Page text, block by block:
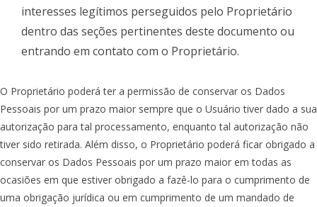
interesses legítimos perseguidos pelo Proprietário
dentro das seções pertinentes deste documento ou
entrando em contato com o Proprietário.
O Proprietário poderá ter a permissão de conservar os Dados
Pessoais por um prazo maior sempre que o Usuário tiver dado a sua
autorização para tal processamento, enquanto tal autorização não
tiver sido retirada. Além disso, o Proprietário poderá ficar obrigado a
conservar os Dados Pessoais por um prazo maior em todas as
ocasiões em que estiver obrigado a fazê-lo para o cumprimento de
uma obrigação jurídica ou em cumprimento de um mandado de